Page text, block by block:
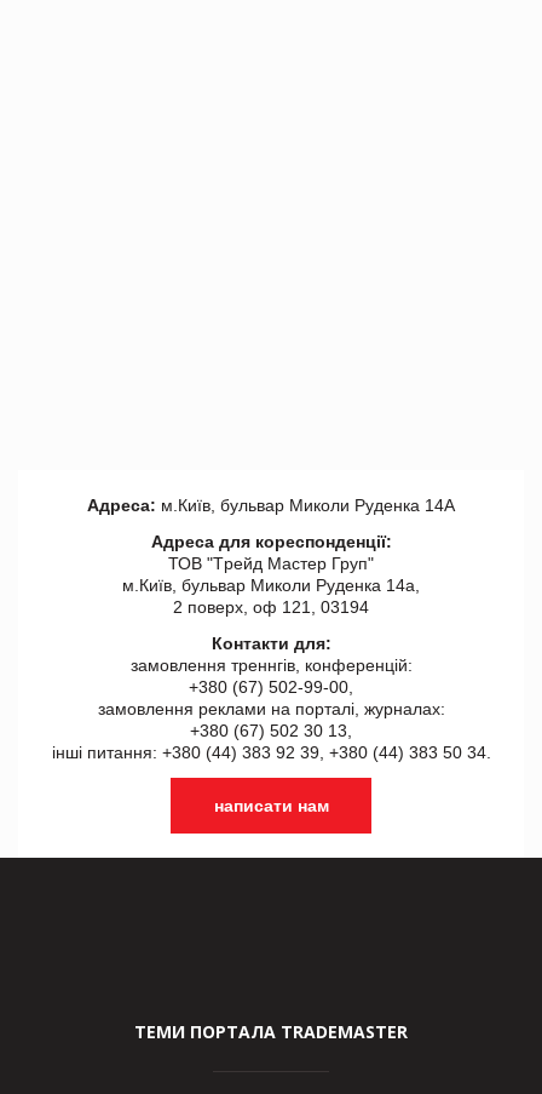
Адреса: м.Київ, бульвар Миколи Руденка 14А
Адреса для кореспонденції:
ТОВ "Tрейд Мастер Груп"
м.Київ, бульвар Миколи Руденка 14а,
2 поверх, оф 121, 03194
Контакти для:
замовлення треннгів, конференцій:
+380 (67) 502-99-00,
замовлення реклами на порталі, журналах:
+380 (67) 502 30 13,
інші питання: +380 (44) 383 92 39, +380 (44) 383 50 34.
написати нам
ТЕМИ ПОРТАЛА TRADEMASTER